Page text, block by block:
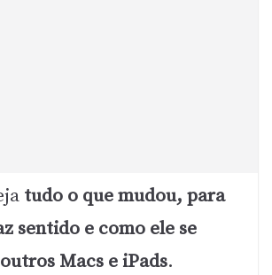
tudo o que mudou, para
sentido e como ele se
Macs e iPads.